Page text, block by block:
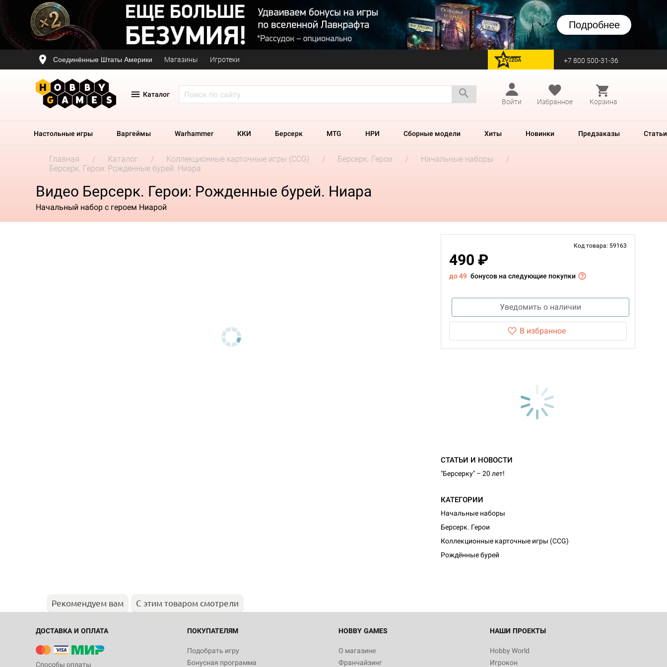
Подробнее
Соединённые Штаты Америки Магазины Игротеки перейти на Zvezda +7 800 500-31-36
Каталог
Войти
Избранное Корзина
Настольные игры Варгеймы Warhammer ККИ Берсерк MTG НРИ Сборные модели Хиты Новинки Предзаказы Статьи
Главная Каталог Коллекционные карточные игры (CCG) Берсерк. Герои
Начальные наборы
Берсерк. Герои: Рожденные бурей. Ниара
Видео Берсерк. Герои: Рожденные бурей. Ниара
Начальный набор с героем Ниарой
Код товара: 59163
490 ₽
до 49 бонусов на следующие покупки
Уведомить о наличии
В избранное
СТАТЬИ И НОВОСТИ
"Берсерку" – 20 лет!
КАТЕГОРИИ
Начальные наборы
Берсерк. Герои
Коллекционные карточные игры (CCG)
Рождённые бурей
Рекомендуем вам С этим товаром смотрели
ДОСТАВКА И ОПЛАТА
Способы оплаты
ПОКУПАТЕЛЯМ
Подобрать игру
Бонусная программа
HOBBY GAMES
О магазине
Франчайзинг
НАШИ ПРОЕКТЫ
Hobby World
Игрокон